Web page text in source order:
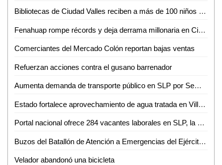
Bibliotecas de Ciudad Valles reciben a más de 100 niños en sus talleres de primavera
Fenahuap rompe récords y deja derrama millonaria en Ciudad Valles: David Medina
Comerciantes del Mercado Colón reportan bajas ventas
Refuerzan acciones contra el gusano barrenador
Aumenta demanda de transporte público en SLP por Semana Santa y Pascua
Estado fortalece aprovechamiento de agua tratada en Villa de Reyes
Portal nacional ofrece 284 vacantes laborales en SLP, la mayoría en la capital
Buzos del Batallón de Atención a Emergencias del Ejército Mexicano rescatan a un minero en el municipio de El Rosario, Sin.
Velador abandonó una bicicleta